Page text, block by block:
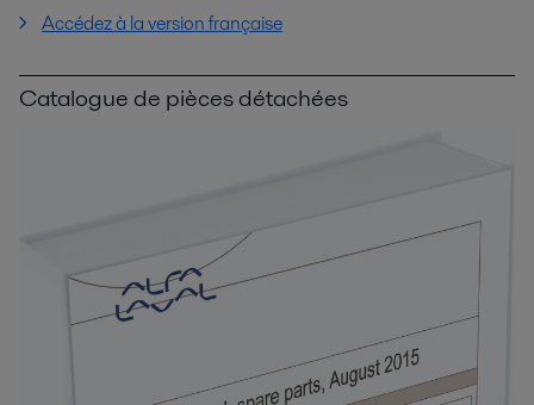
Accédez à la version française
Catalogue de pièces détachées